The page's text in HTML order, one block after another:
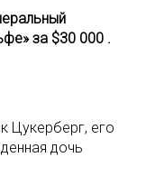
за $30 000 .
Цукерберг, его
дочь